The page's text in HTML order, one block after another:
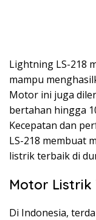
Lightning LS-218
mampu
Motor ini juga
bertahan hingga
Kecepatan dan
LS-218 membuat
listrik terbaik di
Motor Listrik
Di Indonesia,